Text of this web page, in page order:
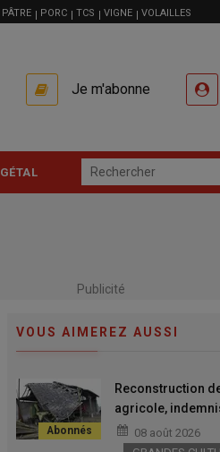
PÂTRE PORC TCS VIGNE VOLAILLES
Je m'abonne
Publicité
VOUS AIMEREZ AUSSI
Reconstruction
agricole,
accidents du
décisions de
08 août 2026